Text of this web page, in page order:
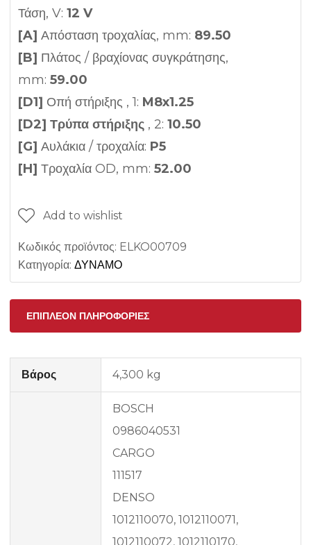
Τάση, V: 12 V
[A] Απόσταση τροχαλίας, mm: 89.50
[B] Πλάτος / βραχίονας συγκράτησης,
mm: 59.00
[D1] Οπή στήριξης , 1: M8x1.25
[D2] Τρύπα στήριξης , 2: 10.50
[G] Αυλάκια / τροχαλία: P5
[H] Τροχαλία OD, mm: 52.00
Add to wishlist
Κωδικός προϊόντος: ELKO00709
Κατηγορία: ΔΥΝΑΜΟ
ΕΠΙΠΛΈΟΝ ΠΛΗΡΟΦΟΡΊΕΣ
Βάρος 4,300 kg
BOSCH
0986040531
CARGO
111517
DENSO
1012110070, 1012110071,
1012110072, 1012110170,